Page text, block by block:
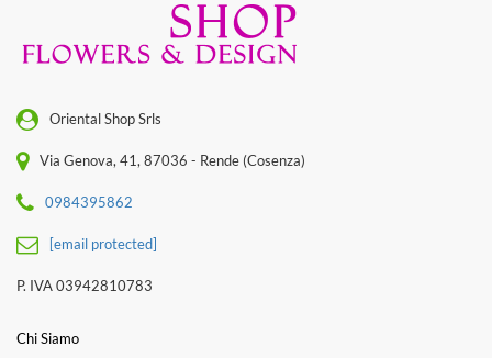
Oriental Shop Srls
Via Genova, 41, 87036 - Rende (Cosenza)
0984395862
[email protected]
P. IVA 03942810783
Chi Siamo